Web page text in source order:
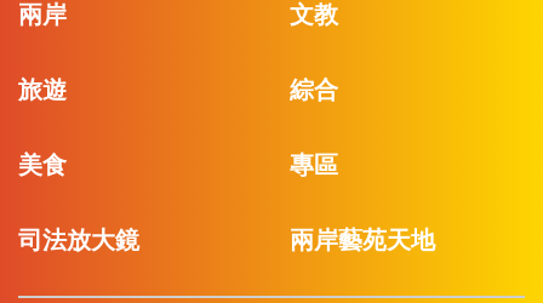
兩岸 文教
旅遊 綜合
美食 專區
司法放大鏡 兩岸藝苑天地